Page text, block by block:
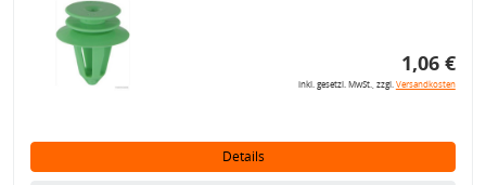
1,06 €
inkl. gesetzl. MwSt., zzgl.Versandkosten
Details